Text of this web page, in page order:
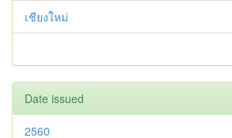
เชียงใหม่
Date issued
2560